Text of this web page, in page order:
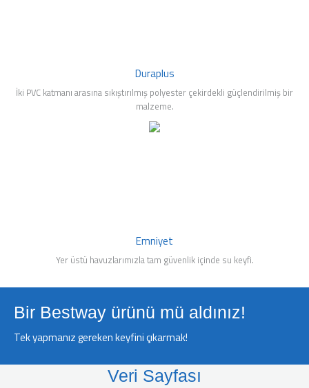
Duraplus
İki PVC katmanı arasına sıkıştırılmış polyester çekirdekli güçlendirilmiş bir
malzeme.
Emniyet
Yer üstü havuzlarımızla tam güvenlik içinde su keyfi.
Bir Bestway ürünü mü aldınız!
Tek yapmanız gereken keyfini çıkarmak!
Veri Sayfası